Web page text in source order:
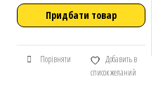
Придбати товар
Порівняти
Добавить в
список желаний